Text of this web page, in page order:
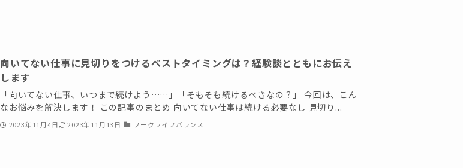
向いてない仕事に見切りをつけるベストタイミングは？経験談とともにお伝え
します
「向いてない仕事、いつまで続けよう……」「そもそも続けるべきなの？」 今回は、こん
なお悩みを解決します！ この記事のまとめ 向いてない仕事は続ける必要なし 見切り...
2023年11月4日 2023年11月13日 ワークライフバランス